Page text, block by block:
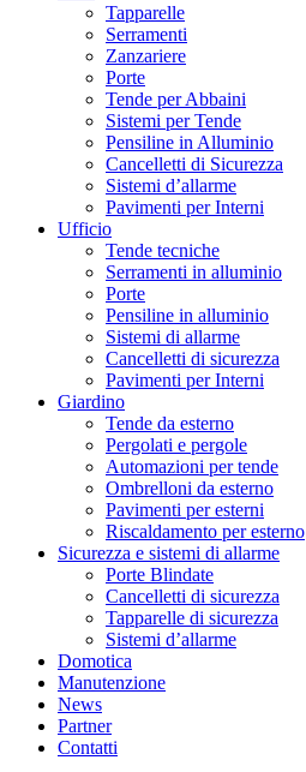
Tapparelle
Serramenti
Zanzariere
Porte
Tende per Abbaini
Sistemi per Tende
Pensiline in Alluminio
Cancelletti di Sicurezza
Sistemi d’allarme
Pavimenti per Interni
Ufficio
Tende tecniche
Serramenti in alluminio
Porte
Pensiline in alluminio
Sistemi di allarme
Cancelletti di sicurezza
Pavimenti per Interni
Giardino
Tende da esterno
Pergolati e pergole
Automazioni per tende
Ombrelloni da esterno
Pavimenti per esterni
Riscaldamento per esterno
Sicurezza e sistemi di allarme
Porte Blindate
Cancelletti di sicurezza
Tapparelle di sicurezza
Sistemi d’allarme
Domotica
Manutenzione
News
Partner
Contatti